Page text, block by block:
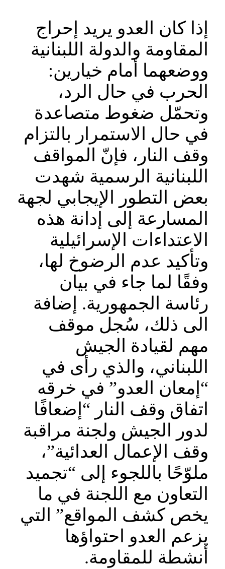
إذا كان العدو يريد إحراج
المقاومة والدولة اللبنانية
ووضعهما أمام خيارين:
الحرب في حال الرد،
وتحمّل ضغوط متصاعدة
في حال الاستمرار بالتزام
وقف النار، فإنّ المواقف
اللبنانية الرسمية شهدت
بعض التطور الإيجابي لجهة
المسارعة إلى إدانة هذه
الاعتداءات الإسرائيلية
وتأكيد عدم الرضوخ لها،
وفقًا لما جاء في بيان
رئاسة الجمهورية. إضافة
الى ذلك، سُجل موقف
مهم لقيادة الجيش
اللبناني، والذي رأى في
“إمعان العدو” في خرقه
اتفاق وقف النار “إضعافًا
لدور الجيش ولجنة مراقبة
وقف الإعمال العدائية”،
ملوّحًا باللجوء إلى “تجميد
التعاون مع اللجنة في ما
يخص كشف المواقع” التي
يزعم العدو احتواؤها
أنشطة للمقاومة.